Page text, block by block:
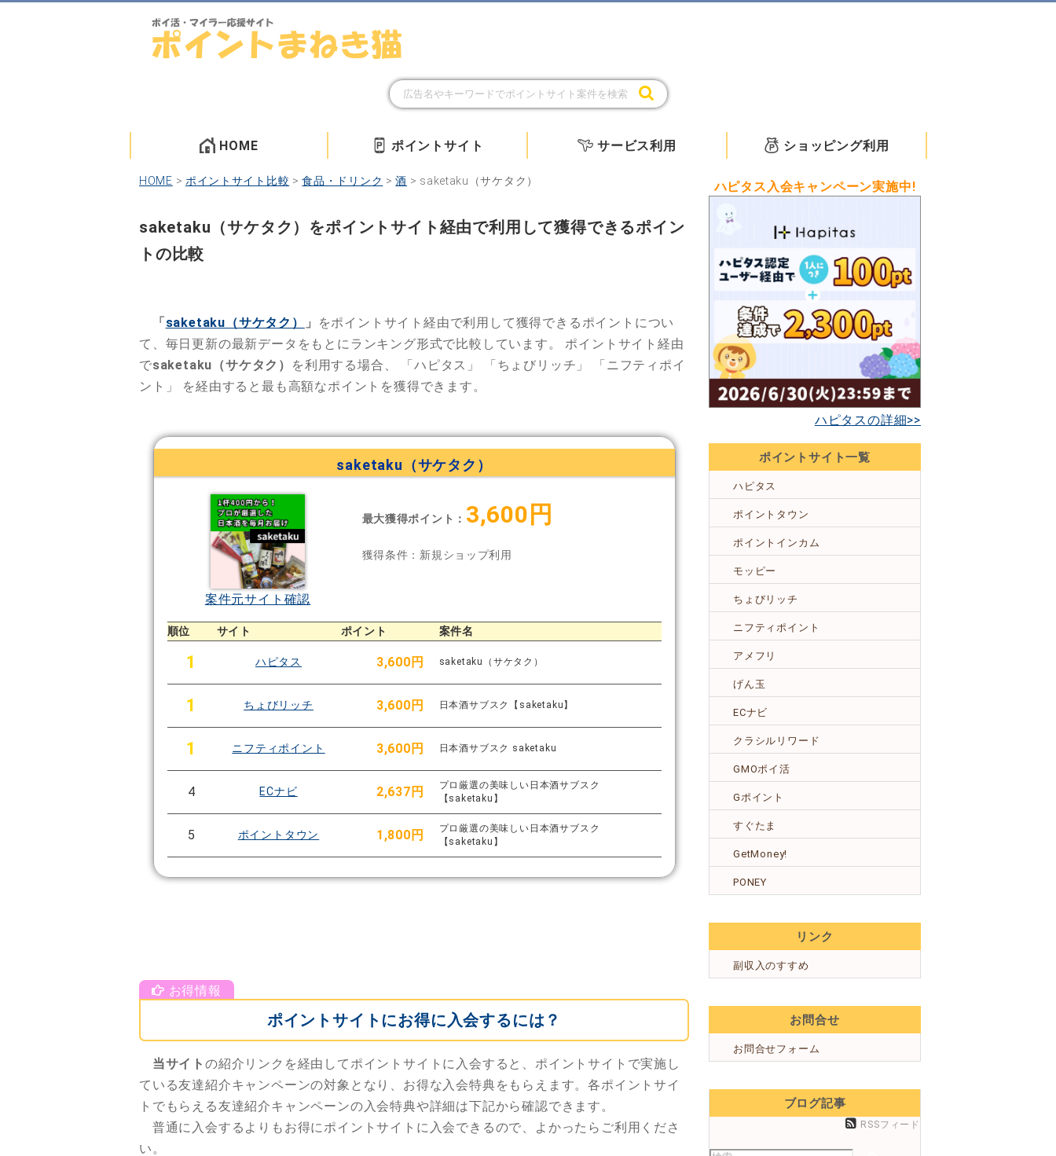
HOME ポイントサイト サービス利用 ショッピング利用
HOME > ポイントサイト比較 >食品・ドリンク >酒 > saketaku（サケタク）
saketaku（サケタク）をポイントサイト経由で利用して獲得できるポイン
トの比較
「saketaku（サケタク） 」
をポイントサイト経由で利用して獲得できるポイントについ
て、毎日更新の最新データをもとにランキング形式で比較しています。 ポイントサイト経由
でsaketaku（サケタク） を利用する場合、 「ハピタス」 「ちょびリッチ」
「ニフティポイ
ント」
を経由すると最も高額なポイントを獲得できます。
saketaku（サケタク）
案件元サイト確認
最大獲得ポイント： 3,600円
獲得条件：新規ショップ利用
順位 サイト ポイント 案件名
1 ハピタス 3,600円 saketaku（サケタク）
1 ちょびリッチ 3,600円 日本酒サブスク【saketaku】
1 ニフティポイント 3,600円 日本酒サブスク saketaku
4 ECナビ 2,637円
プロ厳選の美味しい日本酒サブスク
【saketaku】
5 ポイントタウン 1,800円
プロ厳選の美味しい日本酒サブスク
【saketaku】
ポイントサイトにお得に入会するには？
当サイトの紹介リンクを経由してポイントサイトに入会すると、ポイントサイトで実施し
ている友達紹介キャンペーンの対象となり、お得な入会特典をもらえます。各ポイントサイ
トでもらえる友達紹介キャンペーンの入会特典や詳細は下記から確認できます。
普通に入会するよりもお得にポイントサイトに入会できるので、よかったらご利用くださ
い。
ハピタス入会キャンペーン実施中!
ハピタスの詳細>>
ポイントサイト一覧
ハピタス
ポイントタウン
ポイントインカム
モッピー
ちょびリッチ
ニフティポイント
アメフリ
げん玉
ECナビ
クラシルリワード
GMOポイ活
Gポイント
すぐたま
GetMoney!
PONEY
リンク
副収入のすすめ
お問合せ
お問合せフォーム
ブログ記事
RSSフィード